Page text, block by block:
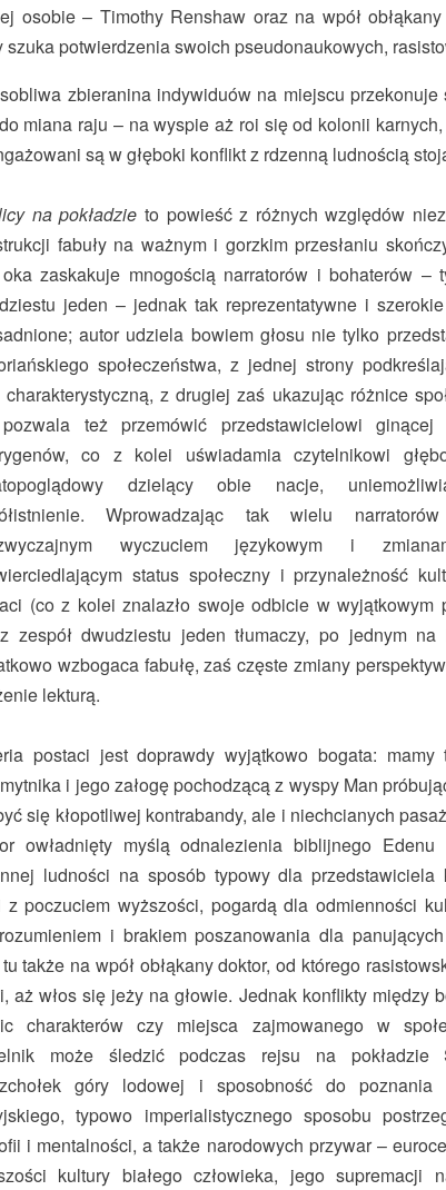
osobie – Timothy Renshaw oraz na wpół
szuka potwierdzenia swoich pseudonaukowych,
zbieranina indywiduów na miejscu przekonuje
miana raju – na wyspie aż roi się od kolonii
są w głęboki konflikt z rdzenną ludnością
na pokładzie to powieść z różnych względów
fabuły na ważnym i gorzkim przesłaniu
zaskakuje mnogością narratorów i bohaterów –
jeden – jednak tak reprezentatywne i
autor udziela bowiem głosu nie tylko
społeczeństwa, z jednej strony
z drugiej zaś ukazując różnice
też przemówić przedstawicielowi ginącej
co z kolei uświadamia czytelnikowi
dzielący obie nacje,
Wprowadzając tak wielu
wyczuciem językowym i
status społeczny i przynależność
(co z kolei znalazło swoje odbicie w wyjątkowym
zespół dwudziestu jeden tłumaczy, po jednym
wzbogaca fabułę, zaś częste zmiany
lekturą.
postaci jest doprawdy wyjątkowo bogata: mamy
i jego załogę pochodzącą z wyspy Man
się kłopotliwej kontrabandy, ale i niechcianych
owładnięty myślą odnalezienia biblijnego
ludności na sposób typowy dla przedstawiciela
z poczuciem wyższości, pogardą dla odmienności
i brakiem poszanowania dla
także na wpół obłąkany doktor, od którego
aż włos się jeży na głowie. Jednak konflikty między
charakterów czy miejsca zajmowanego w
może śledzić podczas rejsu na pokładzie
góry lodowej i sposobność do poznania
typowo imperialistycznego sposobu
i mentalności, a także narodowych przywar –
kultury białego człowieka, jego supremacji